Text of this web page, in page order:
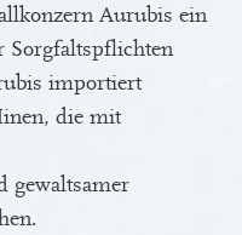
Aurubis ein
Sorgfaltspflichten
importiert
die mit
gewaltsamer